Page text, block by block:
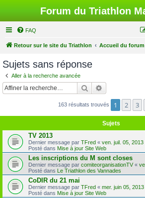
Forum du Triathlon
FAQ
Retour sur le site du Triathlon Accueil du forum
Sujets sans réponse
Aller à la recherche avancée
Rechercher
163 résultats trouvés 1 2 3
Sujets
TV 2013
Dernier message par TFred « ven. juil. 05, 2013
Posté dans Mise à jour Site Web
Les inscriptions du M sont closes
Dernier message par comiteorganisationTV «
Posté dans Le Triathlon des Vannades
CoDIR du 21 mai
Dernier message par TFred « mer. juin 05,
Posté dans Mise à jour Site Web